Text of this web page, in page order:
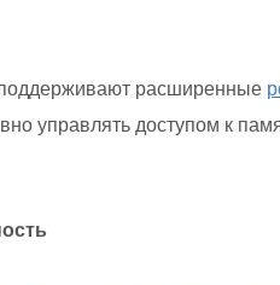
расширенные
управлять доступом к